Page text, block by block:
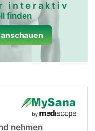
interaktiv
finden
nehmen